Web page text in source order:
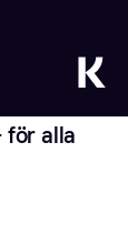
för alla